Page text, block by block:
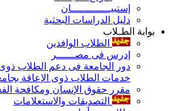
إستبيـــــــــــــان
دليل الدراسات البحثية
بوابة الطـلاب
الطلاب الوافدين
إدرس فى مصــــــر
دور الجامعة فى دعم الطلاب
خدمات الطلاب ذوى الإعاقة
مقرر حقوق الإنسان ومكافحة
التصديقات والاستعلامات